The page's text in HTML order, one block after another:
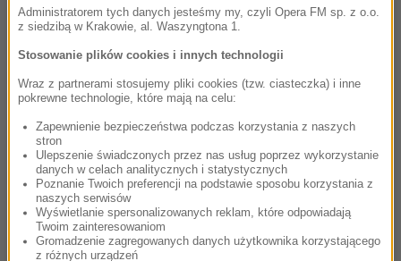
Zdjęcia do „White Lies” zrealizowano w Europie i Azji. Stone
w wydanym oświadczeniu dotyczącym zakończenia zdjęć
podkreślił, że znakomicie pracowało mu się ze wszystkimi
aktorami, a włoska ekipa filmu była „najbardziej
sympatyczna” ze wszystkich, z jakimi współpracował w
przeszłości. Reżyser podziękował za możliwość pracy z taką
obsadą i ekipą.
Jak czytamy w oficjalnym opisie fabuły, „White Lies”
opowiada o Jacku Freemanie (Hartnett), dziecku
rozwodników, które powtarza błędy swoich rodziców we
własnym małżeństwie i w relacjach z własnymi dziećmi.
Administratorem tych danych jesteśmy my, czyli Opera FM sp. z o.o.
z siedzibą w Krakowie, al. Waszyngtona 1.
Stosowanie plików cookies i innych technologii
Wraz z partnerami stosujemy pliki cookies (tzw. ciasteczka) i inne
pokrewne technologie, które mają na celu:
Zapewnienie bezpieczeństwa podczas korzystania z naszych
stron
Ulepszenie świadczonych przez nas usług poprzez wykorzystanie
danych w celach analitycznych i statystycznych
Poznanie Twoich preferencji na podstawie sposobu korzystania z
naszych serwisów
Wyświetlanie spersonalizowanych reklam, które odpowiadają
Twoim zainteresowaniom
Gromadzenie zagregowanych danych użytkownika korzystającego
z różnych urządzeń